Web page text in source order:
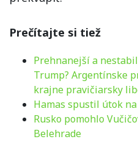
Prečítajte si tiež
Prehnanejší a
Trump? Argentínske
krajne pravičiarsky
Hamas spustil útok
Rusko pomohlo
Belehrade